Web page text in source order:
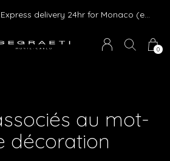
0
We ship Worldwide ! Express delivery 24hr for Monaco (excluding furniture)
au mot-
décoration